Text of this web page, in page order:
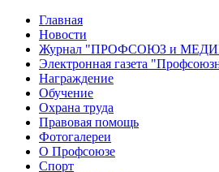
Главная
Новости
Журнал "ПРОФСОЮЗ и
Электронная газета
Награждение
Обучение
Охрана труда
Правовая помощь
Фотогалереи
О Профсоюзе
Спорт